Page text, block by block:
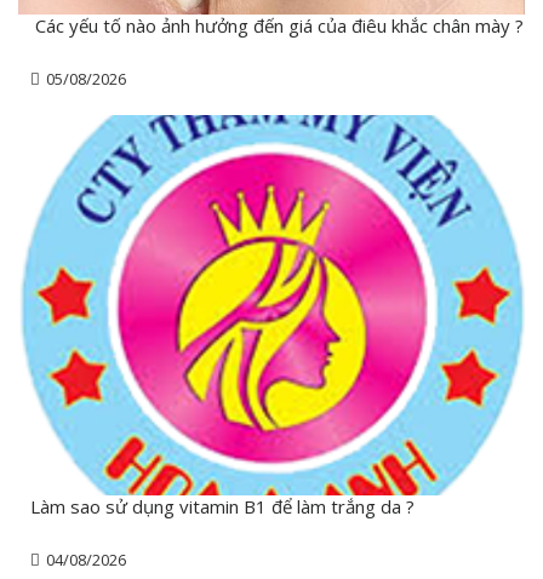
Các yếu tố nào ảnh hưởng đến giá của điêu khắc chân mày ?
05/08/2026
Làm sao sử dụng vitamin B1 để làm trắng da ?
04/08/2026